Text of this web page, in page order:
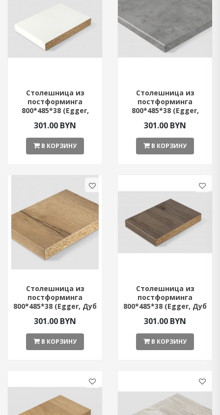
Столешница из
постформинга
800*485*38 (Egger,
301.00 BYN
В КОРЗИНУ
Столешница из
постформинга
800*485*38 (Egger,
серый)
301.00 BYN
В КОРЗИНУ
Столешница из
постформинга
800*485*38 (Egger, Дуб
301.00 BYN
В КОРЗИНУ
Столешница из
постформинга
800*485*38 (Egger, Дуб
301.00 BYN
В КОРЗИНУ